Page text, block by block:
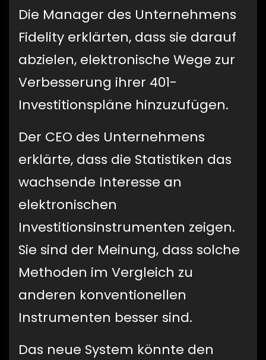
Die Manager des Unternehmens
Fidelity erklärten, dass sie darauf
abzielen, elektronische Wege zur
Verbesserung ihrer 401-
Investitionspläne hinzuzufügen.
Der CEO des Unternehmens
erklärte, dass die Statistiken das
wachsende Interesse an
elektronischen
Investitionsinstrumenten zeigen.
Sie sind der Meinung, dass solche
Methoden im Vergleich zu
anderen konventionellen
Instrumenten besser sind.
Das neue System könnte den